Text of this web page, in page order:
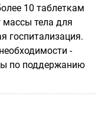
10 таблеткам
массы тела для
госпитализация.
-
по поддержанию